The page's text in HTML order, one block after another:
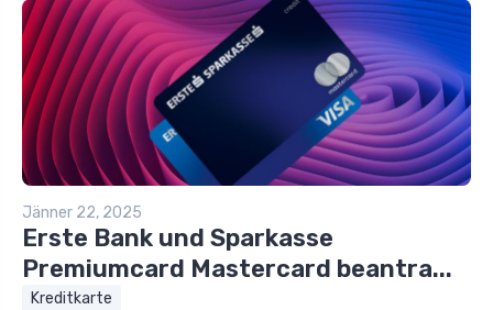
Jänner 22, 2025
Erste Bank und Sparkasse
Premiumcard Mastercard beantra...
Kreditkarte